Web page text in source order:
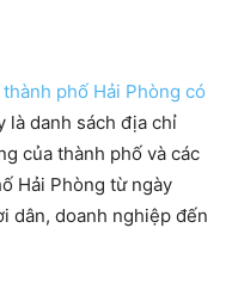
thành phố Hải Phòng có
là danh sách địa chỉ
của thành phố và các
Hải Phòng từ ngày
dân, doanh nghiệp đến